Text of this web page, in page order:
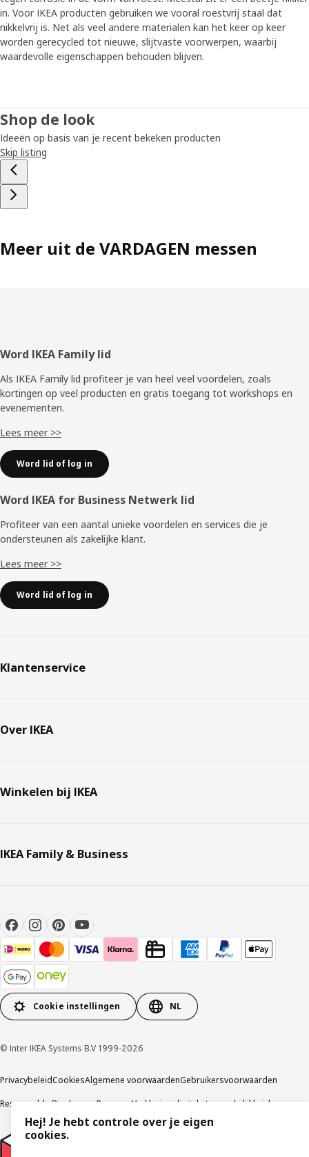
in. Voor IKEA producten gebruiken we vooral roestvrij staal dat
nikkelvrij is. Net als veel andere materialen kan het keer op keer
worden gerecycled tot nieuwe, slijtvaste voorwerpen, waarbij
waardevolle eigenschappen behouden blijven.
Shop de look
Ideeën op basis van je recent bekeken producten
Skip listing
Meer uit de VARDAGEN messen
Voettekst
Word IKEA Family lid
Als IKEA Family lid profiteer je van heel veel voordelen, zoals
kortingen op veel producten en gratis toegang tot workshops en
evenementen.
Lees meer >>
Word lid of log in
Word IKEA for Business Netwerk lid
Profiteer van een aantal unieke voordelen en services die je
ondersteunen als zakelijke klant.
Lees meer >>
Word lid of log in
Klantenservice
Over IKEA
Winkelen bij IKEA
IKEA Family & Business
Cookie instellingen NL
© Inter IKEA Systems B.V 1999-2026
PrivacybeleidCookiesAlgemene voorwaardenGebruikersvoorwaarden
Responsible Disclosure Program Verklaring digitale toegankelijkheid
Hej! Je hebt controle over je eigen
cookies.